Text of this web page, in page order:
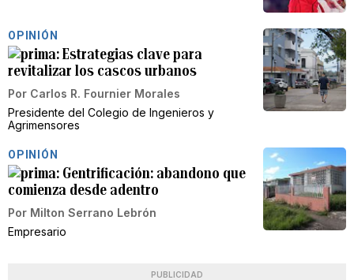
OPINIÓN
Estrategias clave para
revitalizar los cascos urbanos
Por Carlos R. Fournier Morales
Presidente del Colegio de Ingenieros y
Agrimensores
OPINIÓN
Gentrificación: abandono que
comienza desde adentro
Por Milton Serrano Lebrón
Empresario
PUBLICIDAD